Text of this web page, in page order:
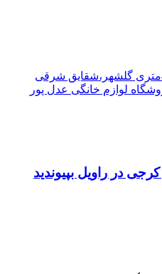
کرج شهر کرج کرج، منطقه ۵، 45متری گلشهر،شقایق شرقی
لوازم خانگی عدل پور